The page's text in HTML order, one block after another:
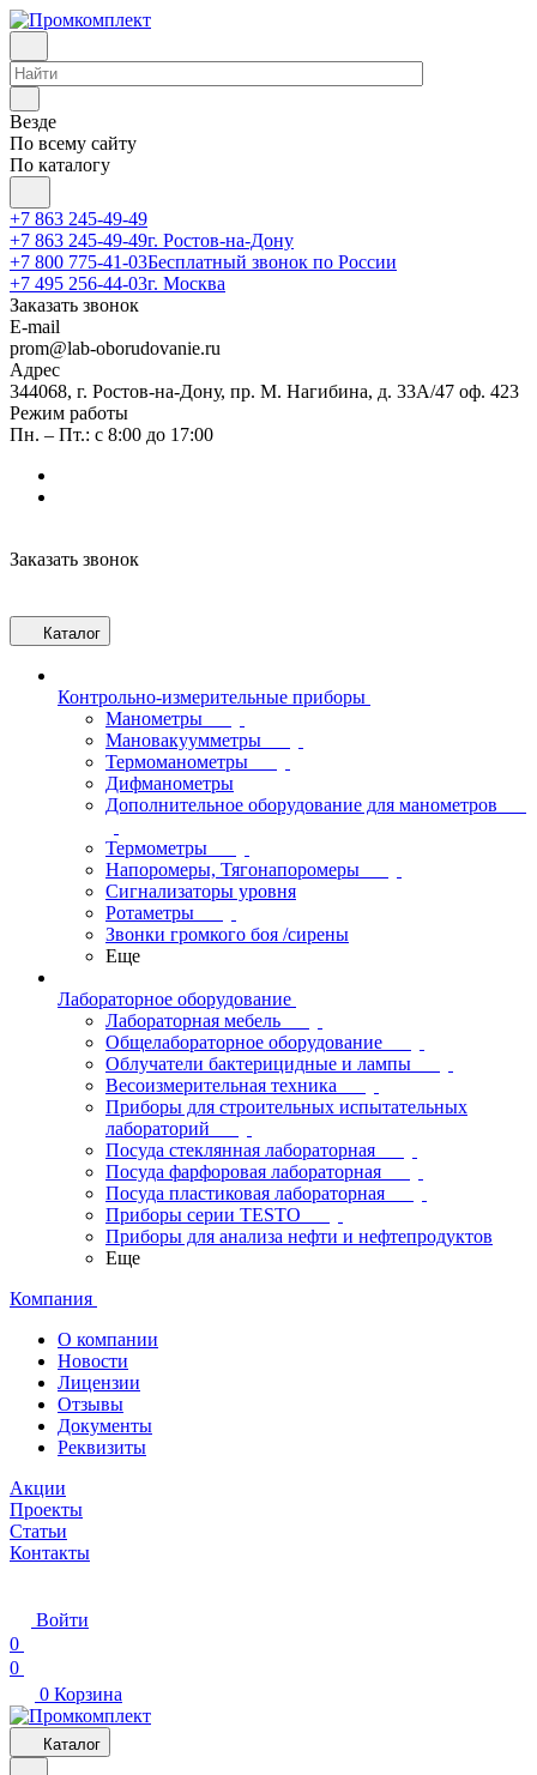
Везде
По всему сайту
По каталогу
+7 863 245-49-49
+7 863 245-49-49г. Ростов-на-Дону
+7 800 775-41-03Бесплатный звонок по России
+7 495 256-44-03г. Москва
Заказать звонок
E-mail
prom@lab-oborudovanie.ru
Адрес
344068, г. Ростов-на-Дону, пр. М. Нагибина, д. 33А/47 оф. 423
Режим работы
Пн. – Пт.: с 8:00 до 17:00
Заказать звонок
Каталог
Контрольно-измерительные приборы
Манометры
Мановакуумметры
Термоманометры
Дифманометры
Дополнительное оборудование для манометров
Термометры
Напоромеры, Тягонапоромеры
Сигнализаторы уровня
Ротаметры
Звонки громкого боя /сирены
Еще
Лабораторное оборудование
Лабораторная мебель
Общелабораторное оборудование
Облучатели бактерицидные и лампы
Весоизмерительная техника
Приборы для строительных испытательных
лабораторий
Посуда стеклянная лабораторная
Посуда фарфоровая лабораторная
Посуда пластиковая лабораторная
Приборы серии TESTO
Приборы для анализа нефти и нефтепродуктов
Еще
Компания
О компании
Новости
Лицензии
Отзывы
Документы
Реквизиты
Акции
Проекты
Статьи
Контакты
Войти
0
0
0 Корзина
Каталог